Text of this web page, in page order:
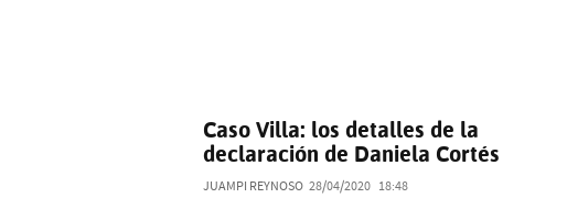
Caso Villa: los detalles de la
declaración de Daniela Cortés
JUAMPI REYNOSO 28/04/2020 18:48